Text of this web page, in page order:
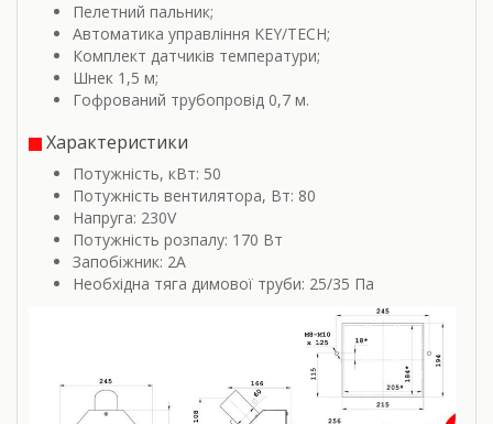
Пелетний пальник;
Автоматика управління KEY/TECH;
Комплект датчиків температури;
Шнек 1,5 м;
Гофрований трубопровід 0,7 м.
Характеристики
Потужність, кВт: 50
Потужність вентилятора, Вт: 80
Напруга: 230V
Потужність розпалу: 170 Вт
Запобіжник: 2A
Необхідна тяга димової труби: 25/35 Пa